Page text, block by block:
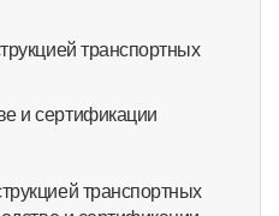
транспортных
и сертификации
транспортных